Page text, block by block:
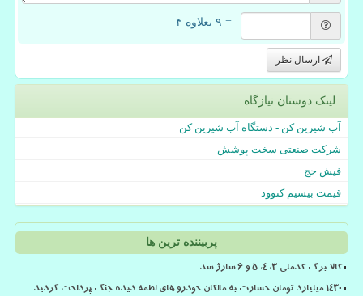
= ۹ بعلاوه ۴
ارسال نظر
لینک دوستان نیازگاه
آب شیرین کن - دستگاه آب شیرین کن
شرکت صنعتی سخت پوشش
فیش حج
قیمت بیسیم کنوود
پربیننده ترین ها
کالا برگ کدملی 3، 4، 5 و 6 شارژ شد
۱۴۳۰ میلیارد تومان خسارت به مالکان خودرو های لطمه دیده جنگ پرداخت گردید